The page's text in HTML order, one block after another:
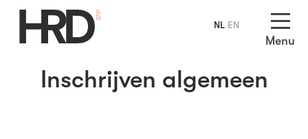
Menu
Inschrijven algemeen
NL EN